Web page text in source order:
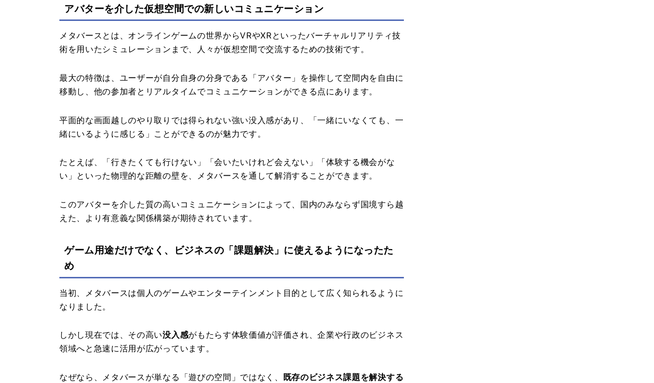
アバターを介した仮想空間での新しいコミュニケーション
メタバースとは、オンラインゲームの世界からVRやXRといったバーチャルリアリティ技
術を用いたシミュレーションまで、人々が仮想空間で交流するための技術です。
最大の特徴は、ユーザーが自分自身の分身である「アバター」を操作して空間内を自由に
移動し、他の参加者とリアルタイムでコミュニケーションができる点にあります。
平面的な画面越しのやり取りでは得られない強い没入感があり、「一緒にいなくても、一
緒にいるように感じる」ことができるのが魅力です。
たとえば、「行きたくても行けない」「会いたいけれど会えない」「体験する機会がな
い」といった物理的な距離の壁を、メタバースを通して解消することができます。
このアバターを介した質の高いコミュニケーションによって、国内のみならず国境すら越
えた、より有意義な関係構築が期待されています。
ゲーム用途だけでなく、ビジネスの「課題解決」に使えるようになったた
め
当初、メタバースは個人のゲームやエンターテインメント目的として広く知られるように
なりました。
しかし現在では、その高い没入感がもたらす体験価値が評価され、企業や行政のビジネス
領域へと急速に活用が広がっています。
なぜなら、メタバースが単なる「遊びの空間」ではなく、 既存のビジネス課題を解決する